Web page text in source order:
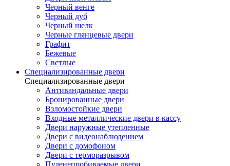
Черный венге
Черный дуб
Черный шелк
Черные глянцевые двери
Графит
Бежевые
Светлые
Специализированные двери
Специализированные двери
Антивандальные двери
Бронированные двери
Взломостойкие двери
Входные металлические двери в кассу
Двери наружные утепленные
Двери с видеонаблюдением
Двери с домофоном
Двери с терморазрывом